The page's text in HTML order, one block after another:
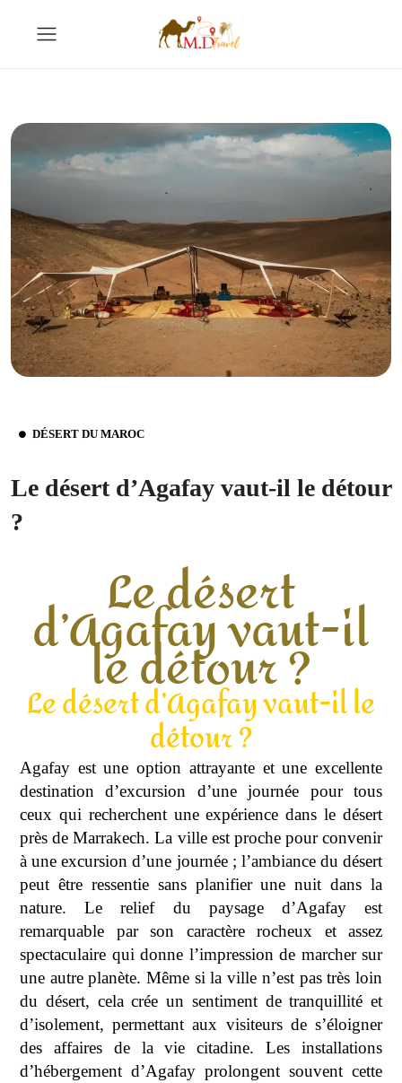
DÉSERT DU MAROC
Le désert d’Agafay vaut-il le détour
?
Le désert
d’Agafay vaut-il
le détour ?
Le désert d’Agafay vaut-il le
détour ?
Agafay est une option attrayante et une excellente
destination d’excursion d’une journée pour tous
ceux qui recherchent une expérience dans le désert
près de Marrakech. La ville est proche pour convenir
à une excursion d’une journée ; l’ambiance du désert
peut être ressentie sans planifier une nuit dans la
nature. Le relief du paysage d’Agafay est
remarquable par son caractère rocheux et assez
spectaculaire qui donne l’impression de marcher sur
une autre planète. Même si la ville n’est pas très loin
du désert, cela crée un sentiment de tranquillité et
d’isolement, permettant aux visiteurs de s’éloigner
des affaires de la vie citadine. Les installations
d’hébergement d’Agafay prolongent souvent cette